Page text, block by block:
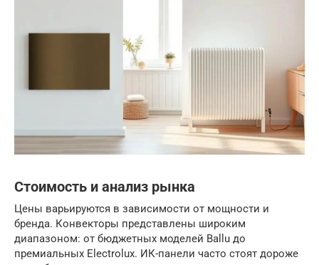
Стоимость и анализ рынка
Цены варьируются в зависимости от мощности и
бренда. Конвекторы представлены широким
диапазоном: от бюджетных моделей Ballu до
премиальных Electrolux. ИК-панели часто стоят дороже